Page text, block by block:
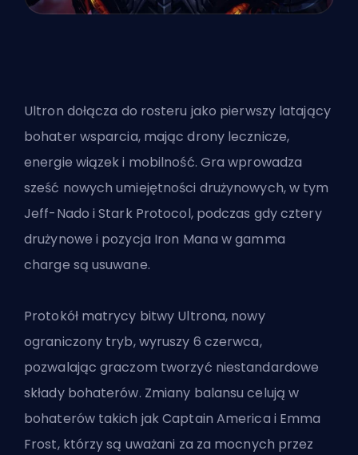
Ultron dołącza do rosteru jako pierwszy latający
bohater wsparcia, mając drony lecznicze,
energie wiązek i mobilność. Gra wprowadza
sześć nowych umiejętności drużynowych, w tym
Jeff-Nado i Stark Protocol, podczas gdy cztery
drużynowe i pozycja Iron Mana w gamma
charge są usuwane.
Protokół matrycy bitwy Ultrona, nowy
ograniczony tryb, wyruszy 6 czerwca,
pozwalając graczom tworzyć niestandardowe
składy bohaterów. Zmiany balansu celują w
bohaterów takich jak Captain America i Emma
Frost, którzy są uważani za za mocnych przez